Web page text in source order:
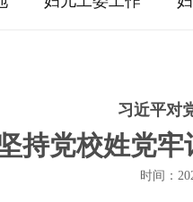
习近平对
持党校姓党
时间：